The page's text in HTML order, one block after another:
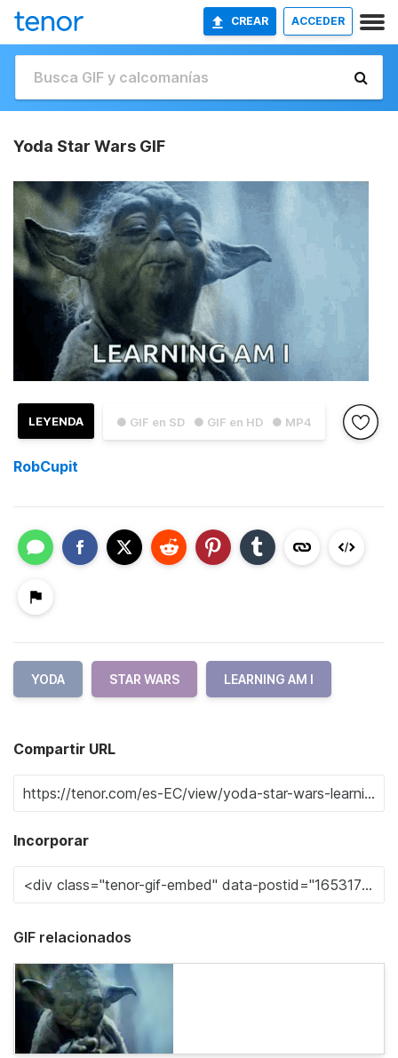
CREAR ACCEDER
Yoda Star Wars GIF
● GIF en SD ● GIF en HD ● MP4
LEYENDA
RobCupit
YODA STAR WARS LEARNING AM I
Compartir URL
Incorporar
GIF relacionados